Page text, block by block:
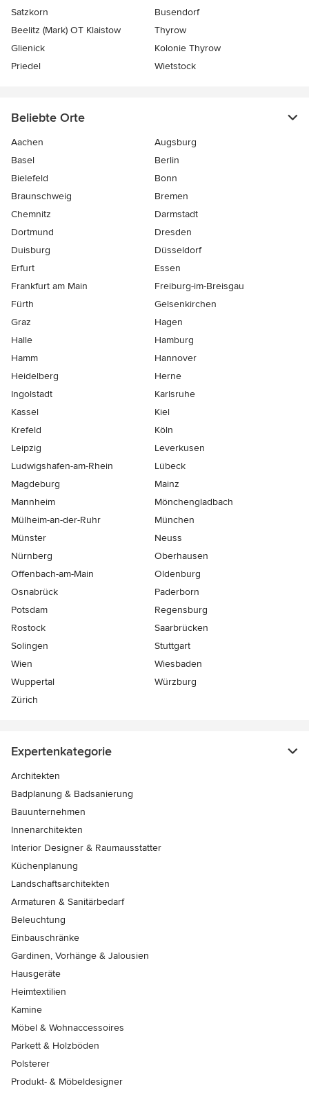
Satzkorn
Busendorf
Beelitz (Mark) OT Klaistow
Thyrow
Glienick
Kolonie Thyrow
Priedel
Wietstock
Beliebte Orte
Aachen
Augsburg
Basel
Berlin
Bielefeld
Bonn
Braunschweig
Bremen
Chemnitz
Darmstadt
Dortmund
Dresden
Duisburg
Düsseldorf
Erfurt
Essen
Frankfurt am Main
Freiburg-im-Breisgau
Fürth
Gelsenkirchen
Graz
Hagen
Halle
Hamburg
Hamm
Hannover
Heidelberg
Herne
Ingolstadt
Karlsruhe
Kassel
Kiel
Krefeld
Köln
Leipzig
Leverkusen
Ludwigshafen-am-Rhein
Lübeck
Magdeburg
Mainz
Mannheim
Mönchen­gladbach
Mülheim-an-der-Ruhr
München
Münster
Neuss
Nürnberg
Oberhausen
Offenbach-am-Main
Oldenburg
Osnabrück
Paderborn
Potsdam
Regensburg
Rostock
Saarbrücken
Solingen
Stuttgart
Wien
Wiesbaden
Wuppertal
Würzburg
Zürich
Expertenkategorie
Architekten
Badplanung & Badsanierung
Bauunternehmen
Innenarchitekten
Interior Designer & Raumausstatter
Küchenplanung
Landschaftsarchitekten
Armaturen & Sanitärbedarf
Beleuchtung
Einbauschränke
Gardinen, Vorhänge & Jalousien
Hausgeräte
Heimtextilien
Kamine
Möbel & Wohnaccessoires
Parkett & Holzböden
Polsterer
Produkt- & Möbeldesigner